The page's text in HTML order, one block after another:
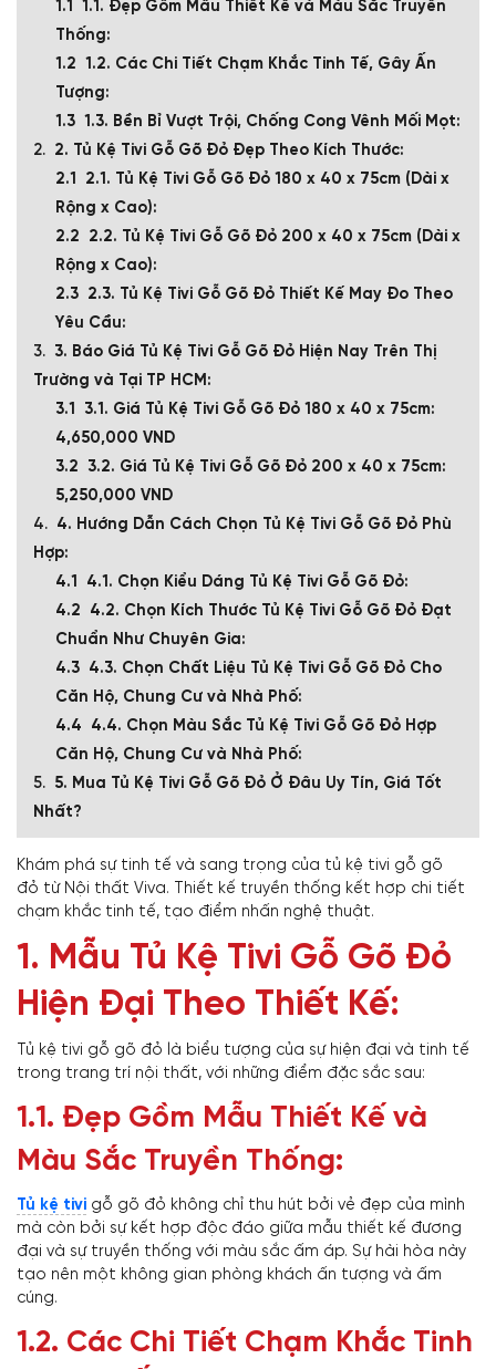
1.1. Đẹp Gồm Mẫu Thiết Kế và Màu Sắc Truyền
Thống:
1.2. Các Chi Tiết Chạm Khắc Tinh Tế, Gây Ấn
Tượng:
1.3. Bền Bỉ Vượt Trội, Chống Cong Vênh Mối Mọt:
2. Tủ Kệ Tivi Gỗ Gõ Đỏ Đẹp Theo Kích Thước:
2.1. Tủ Kệ Tivi Gỗ Gõ Đỏ 180 x 40 x 75cm (Dài x
Rộng x Cao):
2.2. Tủ Kệ Tivi Gỗ Gõ Đỏ 200 x 40 x 75cm (Dài x
Rộng x Cao):
2.3. Tủ Kệ Tivi Gỗ Gõ Đỏ Thiết Kế May Đo Theo
Yêu Cầu:
3. Báo Giá Tủ Kệ Tivi Gỗ Gõ Đỏ Hiện Nay Trên Thị
Trường và Tại TP HCM:
3.1. Giá Tủ Kệ Tivi Gỗ Gõ Đỏ 180 x 40 x 75cm:
4,650,000 VND
3.2. Giá Tủ Kệ Tivi Gỗ Gõ Đỏ 200 x 40 x 75cm:
5,250,000 VND
4. Hướng Dẫn Cách Chọn Tủ Kệ Tivi Gỗ Gõ Đỏ Phù
Hợp:
4.1. Chọn Kiểu Dáng Tủ Kệ Tivi Gỗ Gõ Đỏ:
4.2. Chọn Kích Thước Tủ Kệ Tivi Gỗ Gõ Đỏ Đạt
Chuẩn Như Chuyên Gia:
4.3. Chọn Chất Liệu Tủ Kệ Tivi Gỗ Gõ Đỏ Cho
Căn Hộ, Chung Cư và Nhà Phố:
4.4. Chọn Màu Sắc Tủ Kệ Tivi Gỗ Gõ Đỏ Hợp
Căn Hộ, Chung Cư và Nhà Phố:
5. Mua Tủ Kệ Tivi Gỗ Gõ Đỏ Ở Đâu Uy Tín, Giá Tốt
Nhất?
Khám phá sự tinh tế và sang trọng của tủ kệ tivi gỗ gõ
đỏ từ Nội thất Viva. Thiết kế truyền thống kết hợp chi tiết
chạm khắc tinh tế, tạo điểm nhấn nghệ thuật.
1. Mẫu Tủ Kệ Tivi Gỗ Gõ Đỏ
Hiện Đại Theo Thiết Kế:
Tủ kệ tivi gỗ gõ đỏ là biểu tượng của sự hiện đại và tinh tế
trong trang trí nội thất, với những điểm đặc sắc sau:
1.1. Đẹp Gồm Mẫu Thiết Kế và
Màu Sắc Truyền Thống:
Tủ kệ tivi gỗ gõ đỏ không chỉ thu hút bởi vẻ đẹp của mình
mà còn bởi sự kết hợp độc đáo giữa mẫu thiết kế đương
đại và sự truyền thống với màu sắc ấm áp. Sự hài hòa này
tạo nên một không gian phòng khách ấn tượng và ấm
cúng.
1.2. Các Chi Tiết Chạm Khắc Tinh